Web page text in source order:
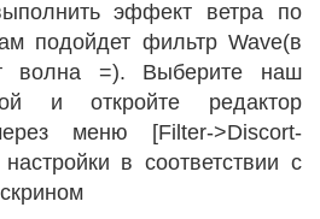
эффект ветра по
подойдет фильтр Wave(в
волна =). Выберите наш
и откройте редактор
меню [Filter->Discort-
в соответствии с